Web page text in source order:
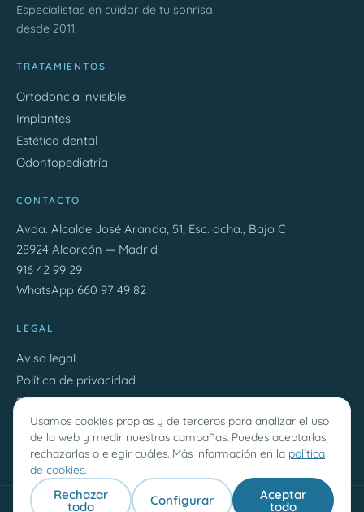
Especialistas en cuidar de tu sonrisa
desde 2011.
TRATAMIENTOS
Ortodoncia invisible
Implantes
Estética dental
Odontopediatría
CONTACTO
Avda. Alcalde José Aranda, 51, Esc. dcha., Bajo C
28924 Alcorcón — Madrid
916 42 99 29
WhatsApp 660 97 49 82
LEGAL
Aviso legal
Política de privacidad
Política de cookies
Cookies
Contacto
Usamos cookies propias y de terceros para analizar el uso
de la web y medir nuestras campañas. Puedes aceptarlas,
rechazarlas o elegir cuáles. Más información en la política
de cookies.
Rechazar
todo Configurar Aceptar
todo